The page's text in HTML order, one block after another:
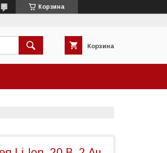
Корзина
Корзина